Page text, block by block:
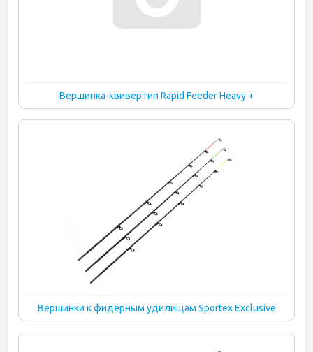
Вершинка-квивертип Rapid Feeder Heavy +
Вершинки к фидерным удилищам Sportex Exclusive